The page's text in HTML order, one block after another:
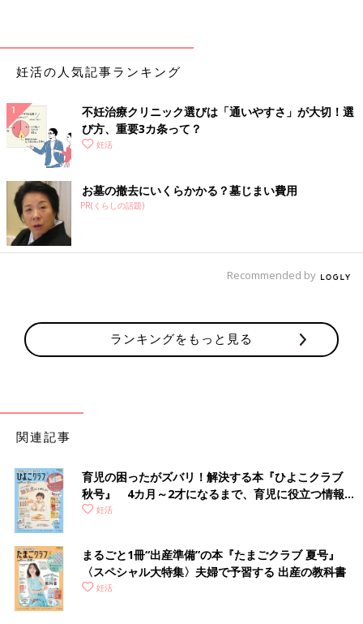
妊活の人気記事ランキング
不妊治療クリニック選びは「通いやすさ」が大切！選
び方、重要3カ条って？
妊活
お墓の撤去にいくらかかる？墓じまい費用
PR(くらしの話題)
Recommended by
ランキングをもっと見る
関連記事
育児の困ったがズバリ！解決する本『ひよこクラブ
秋号』 4カ月～2才になるまで、育児に役立つ情報が
いっぱい！
妊活
まるごと1冊“出産準備”の本『たまごクラブ 夏号』
〈スペシャル大特集〉夫婦で予習する 出産の教科書
妊活